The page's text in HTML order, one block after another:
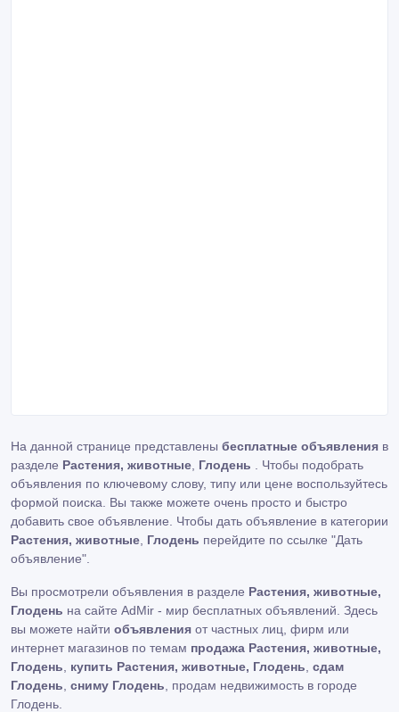
На данной странице представлены бесплатные объявления в
разделе Растения, животные Глодень . Чтобы подобрать
объявления по ключевому слову, типу или цене воспользуйтесь
формой поиска. Вы также можете очень просто и быстро
добавить свое объявление. Чтобы дать объявление в категории
Растения, животные Глодень перейдите по ссылке "Дать
объявление"
Вы просмотрели объявления в разделе Растения, животные,
Глодень на сайте AdMir - мир бесплатных объявлений. Здесь
вы можете найти объявления от частных лиц, фирм или
интернет магазинов по темам продажа Растения, животные,
Глодень
купить Растения, животные, Глодень сдам
Глодень сниму Глодень , продам недвижимость в городе
Глодень.